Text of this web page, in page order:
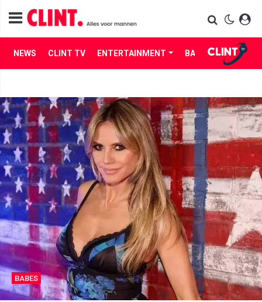
NEWS CLINT TV ENTERTAINMENT BABES LIFE
BABES